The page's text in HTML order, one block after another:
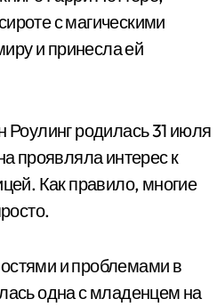
с магическими
и принесла ей
Роулинг родилась 31 июля
проявляла интерес к
Как правило, многие
и проблемами в
одна с младенцем на